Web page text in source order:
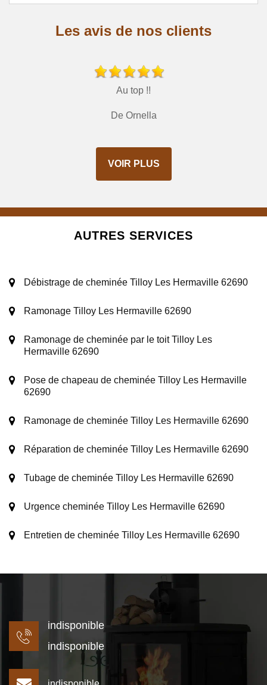
Les avis de nos clients
Au top !!
De Ornella
VOIR PLUS
AUTRES SERVICES
Débistrage de cheminée Tilloy Les Hermaville 62690
Ramonage Tilloy Les Hermaville 62690
Ramonage de cheminée par le toit Tilloy Les
Hermaville 62690
Pose de chapeau de cheminée Tilloy Les Hermaville
62690
Ramonage de cheminée Tilloy Les Hermaville 62690
Réparation de cheminée Tilloy Les Hermaville 62690
Tubage de cheminée Tilloy Les Hermaville 62690
Urgence cheminée Tilloy Les Hermaville 62690
Entretien de cheminée Tilloy Les Hermaville 62690
indisponible
indisponible